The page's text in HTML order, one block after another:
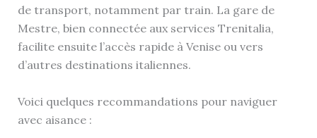
de transport, notamment par train. La gare de
Mestre, bien connectée aux services Trenitalia,
facilite ensuite l’accès rapide à Venise ou vers
d’autres destinations italiennes.
Voici quelques recommandations pour naviguer
avec aisance :